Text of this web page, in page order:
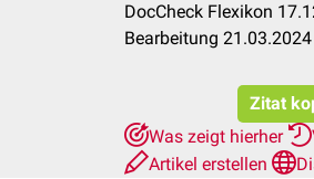
DocCheck Flexikon
Bearbeitung 21.03.2024
Zitat
Was zeigt hierher
Artikel erstellen